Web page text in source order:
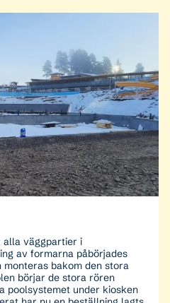
alla väggpartier i
av formarna påbörjades
bakom den stora
börjar de stora rören
poolsystemet under kiosken